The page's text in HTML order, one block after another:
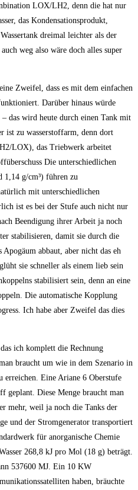
LOX/LH2, denn die hat nur
das Kondensationsprodukt,
dreimal leichter als der
weg also wäre doch alles super
Zweifel, dass es mit dem einfachen
Darüber hinaus würde
das wird heute durch einen Tank mit
ist zu wasserstoffarm, denn dort
LOX), das Triebwerk arbeitet
Die unterschiedlichen
1,14 g/cm³) führen zu
mit unterschiedlichen
ist es bei der Stufe auch nicht nur
Beendigung ihrer Arbeit ja noch
stabilisieren, damit sie durch die
Apogäum abbaut, aber nicht das eh
sie schneller als einem lieb sein
stabilisiert sein, denn an eine
Die automatische Kopplung
Ich habe aber Zweifel das dies
ich komplett die Rechnung
braucht um wie in dem Szenario in
erreichen. Eine Ariane 6 Oberstufe
Diese Menge braucht man
mehr, weil ja noch die Tanks der
und der Stromgenerator transportiert
für anorganische Chemie
268,8 kJ pro Mol (18 g) beträgt.
537600 MJ. Ein 10 KW
haben, bräuchte